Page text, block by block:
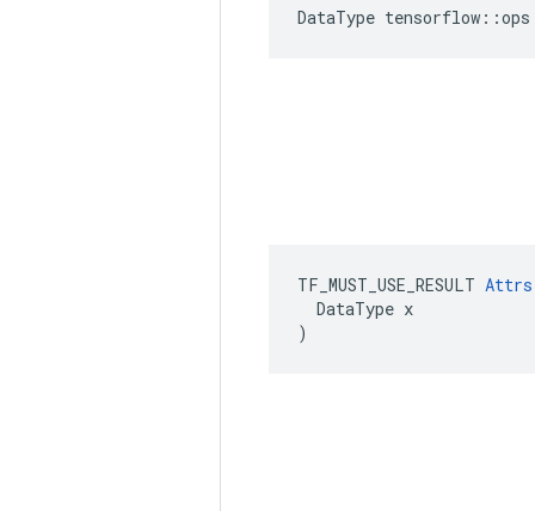
DataType
TF_MUST_USE_RESULT Attrs
  DataType x
)